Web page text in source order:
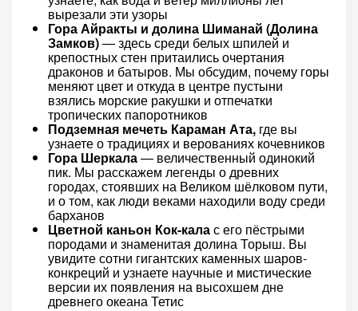
вырезали эти узоры
Гора Айракты и долина Шиманай (Долина
Замков)— здесь среди белых шпилей и
крепостных стен притаились очертания
драконов и батыров. Мы обсудим, почему горы
меняют цвет и откуда в центре пустыни
взялись морские ракушки и отпечатки
тропических папоротников
Подземная мечеть Караман Ата, где вы
узнаете о традициях и верованиях кочевников
Гора Шеркала— величественный одинокий
пик. Мы расскажем легенды о древних
городах, стоявших на Великом шёлковом пути,
и о том, как люди веками находили воду среди
барханов
Цветной каньон Кок-калас его пёстрыми
породами и знаменитая долина Торыш. Вы
увидите сотни гигантских каменных шаров-
конкреций и узнаете научные и мистические
версии их появления на высохшем дне
древнего океана Тетис